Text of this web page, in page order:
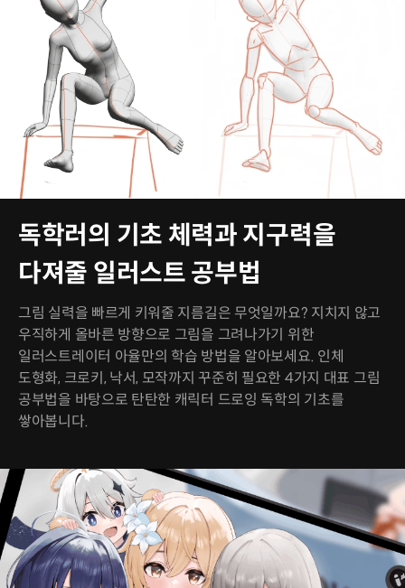
독학러의 기초 체력과 지구력을
다져줄 일러스트 공부법
그림 실력을 빠르게 키워줄 지름길은 무엇일까요? 지치지 않고
우직하게 올바른 방향으로 그림을 그려나가기 위한
일러스트레이터 아율만의 학습 방법을 알아보세요. 인체
도형화, 크로키, 낙서, 모작까지 꾸준히 필요한 4가지 대표 그림
공부법을 바탕으로 탄탄한 캐릭터 드로잉 독학의 기초를
쌓아봅니다.